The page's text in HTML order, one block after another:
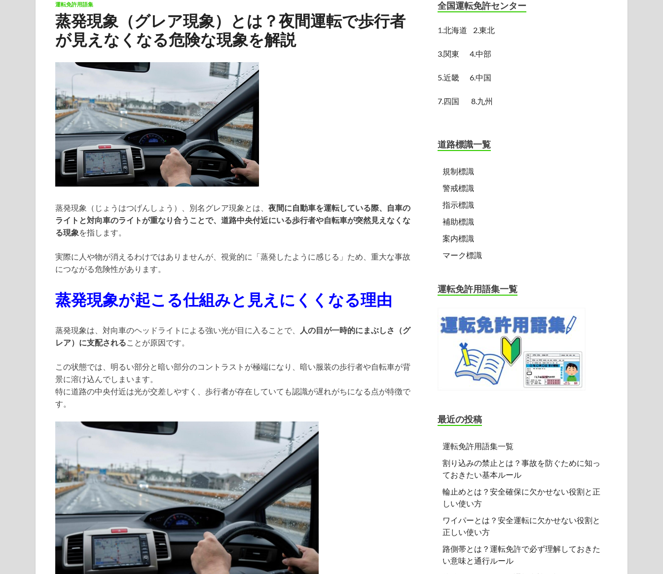
運転免許用語集
蒸発現象（グレア現象）とは？夜間運転で歩行者
が見えなくなる危険な現象を解説
蒸発現象（じょうはつげんしょう）、別名グレア現象とは、 夜間に自動車を運転している際、自車の
ライトと対向車のライトが重なり合うことで、道路中央付近にいる歩行者や自転車が突然見えなくな
る現象を指します。
実際に人や物が消えるわけではありませんが、視覚的に「蒸発したように感じる」ため、重大な事故
につながる危険性があります。
蒸発現象が起こる仕組みと見えにくくなる理由
蒸発現象は、対向車のヘッドライトによる強い光が目に入ることで、
人の目が一時的にまぶしさ（グ
レア）に支配される ことが原因です。
この状態では、明るい部分と暗い部分のコントラストが極端になり、暗い服装の歩行者や自転車が背
景に溶け込んでしまいます。
特に道路の中央付近は光が交差しやすく、歩行者が存在していても認識が遅れがちになる点が特徴で
す。
全国運転免許センター
1.北海道 2.東北
3.関東 4.中部
5.近畿 6.中国
7.四国 8.九州
道路標識一覧
規制標識
警戒標識
指示標識
補助標識
案内標識
マーク標識
運転免許用語集一覧
最近の投稿
運転免許用語集一覧
割り込みの禁止とは？事故を防ぐために知っ
ておきたい基本ルール
輪止めとは？安全確保に欠かせない役割と正
しい使い方
ワイパーとは？安全運転に欠かせない役割と
正しい使い方
路側帯とは？運転免許で必ず理解しておきた
い意味と通行ルール